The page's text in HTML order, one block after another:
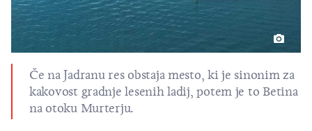
Če na Jadranu res obstaja mesto, ki je sinonim za
kakovost gradnje lesenih ladij, potem je to Betina
na otoku Murterju.